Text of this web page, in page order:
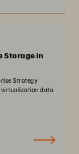
Storage in
Strategy
virtualization data